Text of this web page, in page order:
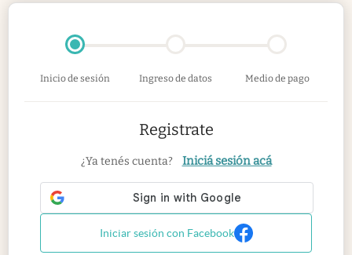
Inicio de sesión Ingreso de datos Medio de pago
Registrate
¿Ya tenés cuenta? Iniciá sesión acá
Iniciar sesión con Facebook